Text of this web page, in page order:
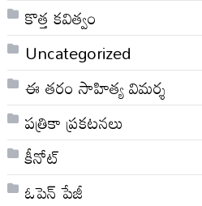
కొత్త కవిత్వం
Uncategorized
ఈ తరం సాహిత్య విమర్శ
పత్రికా ప్రకటనలు
కీనోట్
ఓపెన్ పేజీ